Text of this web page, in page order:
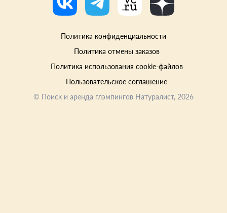
Политика конфиденциальности
Политика отмены заказов
Политика использования cookie-файлов
Пользовательское соглашение
© Поиск и аренда глэмпингов Натуралист, 2026